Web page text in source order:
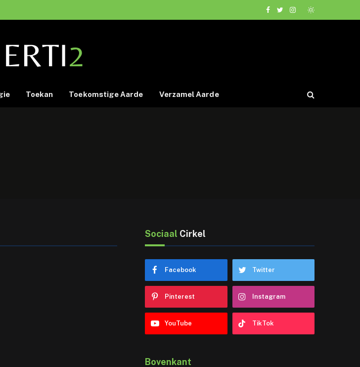
Facebook
TwitterInstagram
Toekan Toekomstige Aarde Verzamel Aarde
Sociaal Cirkel
Facebook Twitter
Pinterest Instagram
YouTube TikTok
Bovenkant